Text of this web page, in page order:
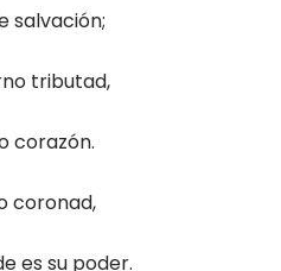
salvación;
tributad,
corazón.
coronad,
es su poder.